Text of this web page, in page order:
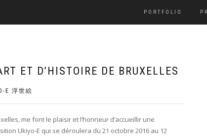
PORTFOLIO
ET D’HISTOIRE DE BRUXELLES
E 浮世絵
me font le plaisir et l’honneur d’accueillir une
Ukiyo-E qui se déroulera du 21 octobre 2016 au 12